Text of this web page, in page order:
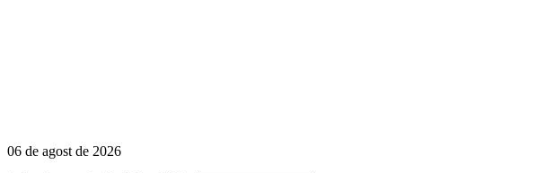
06 de agost de 2026